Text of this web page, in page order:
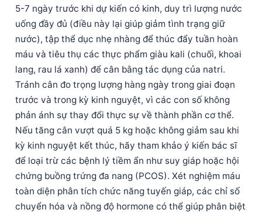
5-7 ngày trước khi dự kiến có kinh, duy trì lượng nước
uống đầy đủ (điều này lại giúp giảm tình trạng giữ
nước), tập thể dục nhẹ nhàng để thúc đẩy tuần hoàn
máu và tiêu thụ các thực phẩm giàu kali (chuối, khoai
lang, rau lá xanh) để cân bằng tác dụng của natri.
Tránh cân đo trọng lượng hàng ngày trong giai đoạn
trước và trong kỳ kinh nguyệt, vì các con số không
phản ánh sự thay đổi thực sự về thành phần cơ thể.
Nếu tăng cân vượt quá 5 kg hoặc không giảm sau khi
kỳ kinh nguyệt kết thúc, hãy tham khảo ý kiến bác sĩ
để loại trừ các bệnh lý tiềm ẩn như suy giáp hoặc hội
chứng buồng trứng đa nang (PCOS). Xét nghiệm máu
toàn diện phân tích chức năng tuyến giáp, các chỉ số
chuyển hóa và nồng độ hormone có thể giúp phân biệt
हिन्दी
Bahasa Indonesia
Հայերեն
Íslenska
Српски језик
Svenska
Bosanski
Azərbaycan dili
Eesti
日本語
Čeština